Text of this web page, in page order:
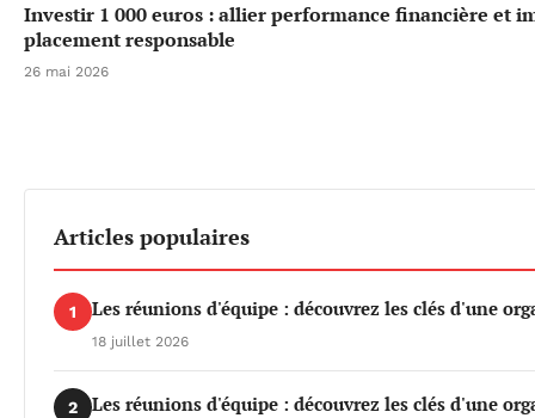
Investir 1 000 euros : allier performance financière et
placement responsable
26 mai 2026
Articles populaires
1 Les réunions d'équipe : découvrez les clés d'une
18 juillet 2026
2 Les réunions d'équipe : découvrez les clés d'une